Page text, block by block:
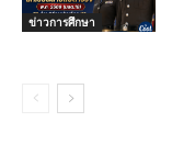
ข่าวการศึกษา